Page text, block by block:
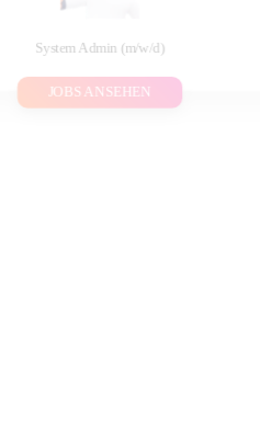
System Admin (m/w/d)
JOBS ANSEHEN